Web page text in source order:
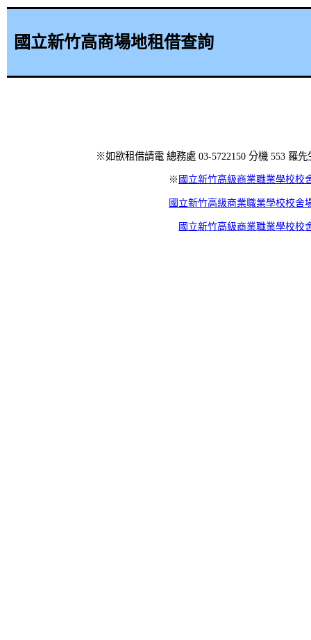
國立新竹高商場地租借查詢
※如欲租借請電 總務處 03-5722150 分機 553 羅
※ 國立新竹高級商業職業學校校
國立新竹高級商業職業學校校舍
國立新竹高級商業職業學校校